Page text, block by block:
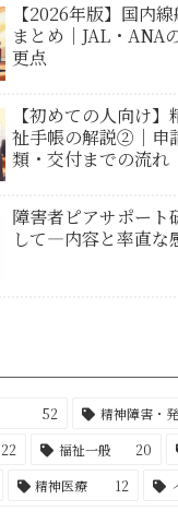
【2026年版】国内
まとめ｜JAL・ANA
更点
【初めての人向け
祉手帳の解説②｜申
類・交付までの流れ
障害者ピアサポート
して―内容と率直な
52 精神障害・
22 福祉一般 20
精神医療 12